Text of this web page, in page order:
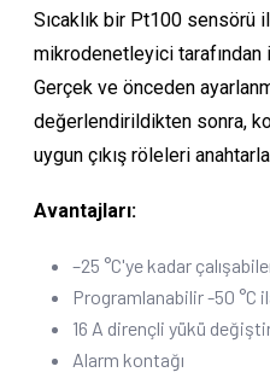
Sıcaklık bir Pt100 sensörü
mikrodenetleyici tarafından
Gerçek ve önceden
değerlendirildikten sonra,
uygun çıkış röleleri
Avantajları:
–25 °C'ye kadar
Programlanabilir -50 °C
16 A dirençli yükü
Alarm kontağı